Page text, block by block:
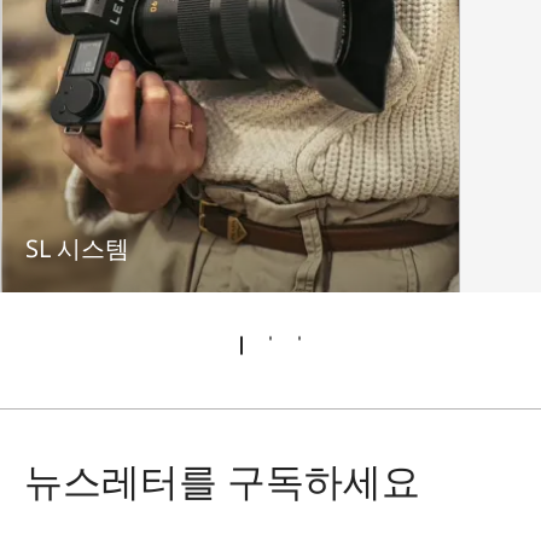
SL 시스템
뉴스레터를 구독하세요